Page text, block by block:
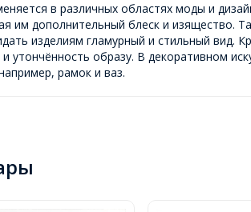
в различных областях моды и
им дополнительный блеск и изящество.
изделиям гламурный и стильный вид.
утончённость образу. В декоративном
рамок и ваз.